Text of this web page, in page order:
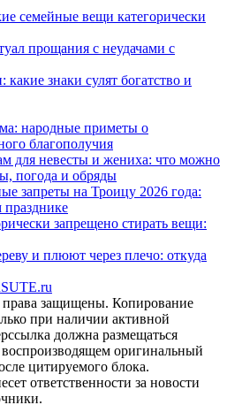
семейные вещи категорически
прощания с неудачами с
знаки сулят богатство и
народные приметы о
благополучия
для невесты и жениха: что можно
погода и обряды
запреты на Троицу 2026 года:
празднике
запрещено стирать вещи:
и плюют через плечо: откуда
защищены. Копирование
при наличии активной
должна размещаться
воспроизводящем оригинальный
цитируемого блока.
ответственности за новости